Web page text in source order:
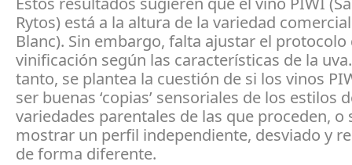
Rytos) está a la altura de la variedad
Blanc). Sin embargo, falta ajustar el protocolo
vinificación según las características de la
tanto, se plantea la cuestión de si los vinos
ser buenas ‘copias’ sensoriales de los estilos
variedades parentales de las que proceden, o
mostrar un perfil independiente, desviado y
de forma diferente.